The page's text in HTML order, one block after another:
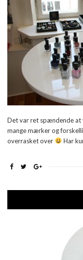
Det var ret spændende
mange mærker og
overrasket over
Har